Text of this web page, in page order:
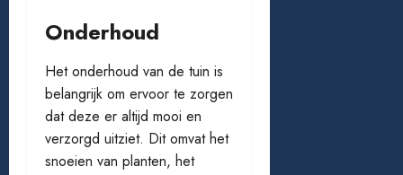
Onderhoud
Het onderhoud van de tuin is
belangrijk om ervoor te zorgen
dat deze er altijd mooi en
verzorgd uitziet. Dit omvat het
snoeien van planten, het